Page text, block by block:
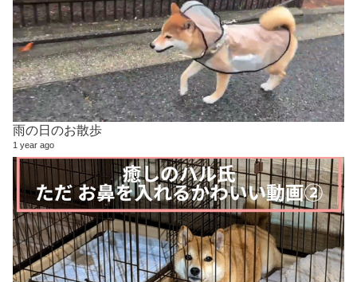
雨の日のお散歩
1 year ago